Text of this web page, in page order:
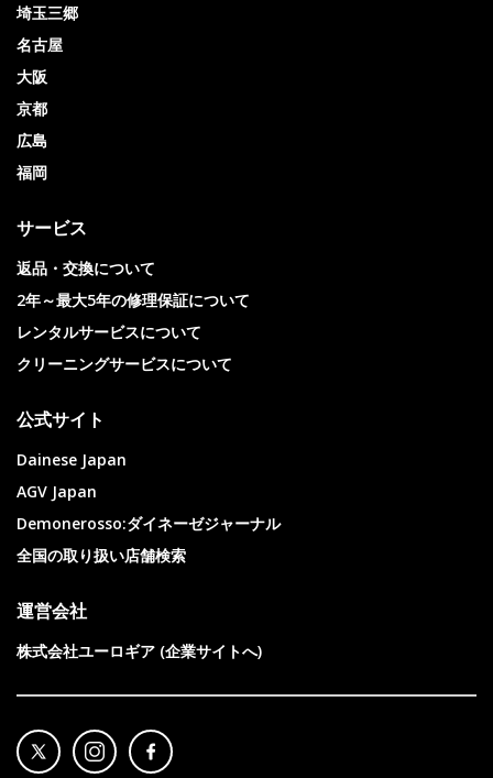
埼玉三郷
名古屋
大阪
京都
広島
福岡
サービス
返品・交換について
2年～最大5年の修理保証について
レンタルサービスについて
クリーニングサービスについて
公式サイト
Dainese Japan
AGV Japan
Demonerosso:ダイネーゼジャーナル
全国の取り扱い店舗検索
運営会社
株式会社ユーロギア (企業サイトへ)